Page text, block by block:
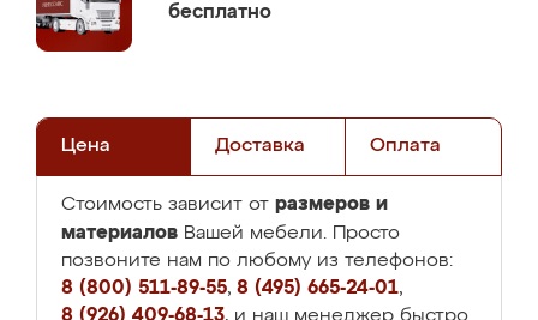
бесплатно
Цена Доставка Оплата
Стоимость зависит от размеров и
материалов Вашей мебели. Просто
позвоните нам по любому из телефонов:
8 (800) 511-89-55, 8 (495) 665-24-01,